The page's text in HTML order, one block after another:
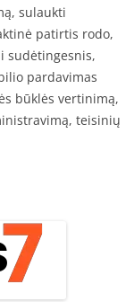
sulaukti
patirtis rodo,
sudėtingesnis,
pardavimas
būklės vertinimą,
teisinių